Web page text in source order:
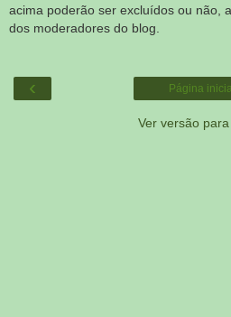
acima poderão ser excluídos ou não,
dos moderadores do blog.
‹ Página
Ver versão